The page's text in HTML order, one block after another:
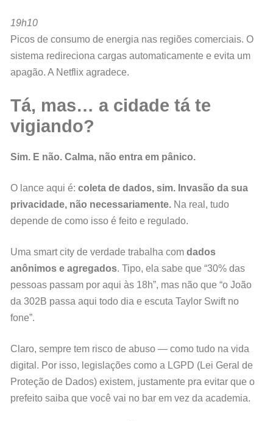
19h10
Picos de consumo de energia nas regiões comerciais. O
sistema redireciona cargas automaticamente e evita um
apagão. A Netflix agradece.
Tá, mas… a cidade tá te
vigiando?
Sim. E não. Calma, não entra em pânico.
O lance aqui é: coleta de dados, sim. Invasão da sua
privacidade, não necessariamente. Na real, tudo
depende de como isso é feito e regulado.
Uma smart city de verdade trabalha com dados
anônimos e agregados. Tipo, ela sabe que “30% das
pessoas passam por aqui às 18h”, mas não que “o João
da 302B passa aqui todo dia e escuta Taylor Swift no
fone”.
Claro, sempre tem risco de abuso — como tudo na vida
digital. Por isso, legislações como a LGPD (Lei Geral de
Proteção de Dados) existem, justamente pra evitar que o
prefeito saiba que você vai no bar em vez da academia.